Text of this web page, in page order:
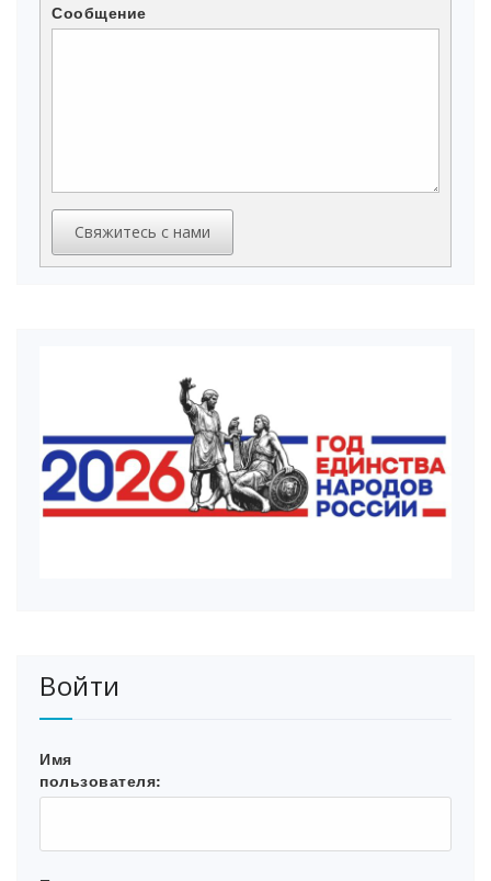
Сообщение
Свяжитесь с нами
Войти
Имя
пользователя: